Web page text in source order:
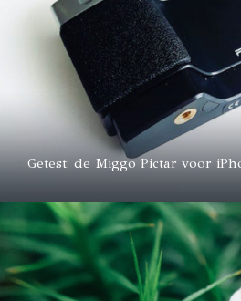
Getest: de Miggo Pictar voor